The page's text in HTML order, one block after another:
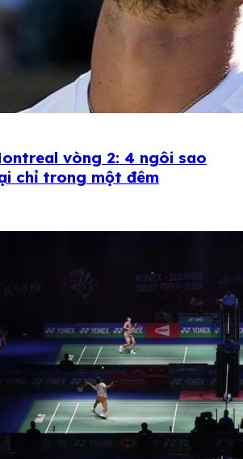
vòng 2: 4 ngôi sao
chỉ trong một đêm